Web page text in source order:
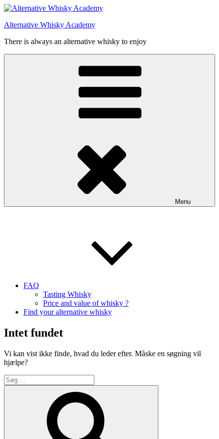
Videre
indhold
Alternative Whisky Academy
There is always an alternative whisky to enjoy
Menu
FAQ
Tasting Whisky
Price and value of whisky ?
Find your alternative whisky
Intet fundet
Vi kan vist ikke finde, hvad du leder efter. Måske en søgning vil
hjælpe?
Søg
efter: